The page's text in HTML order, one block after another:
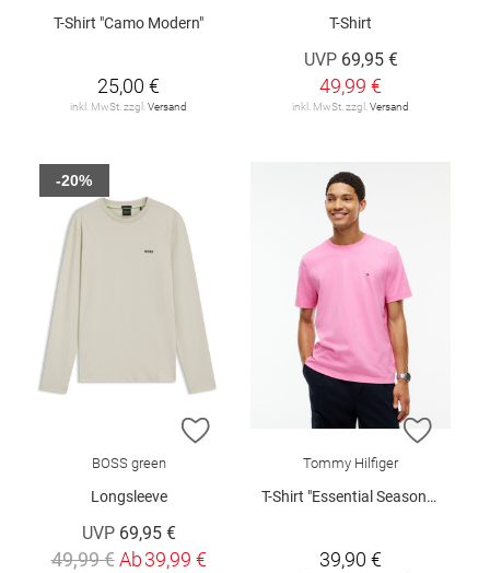
T-Shirt "Camo Modern"
25,00 €
inkl. MwSt. zzgl.Versand
T-Shirt
UVP 69,95 €
49,99 €
inkl. MwSt. zzgl.Versand
ZUR WUNSCHLISTE HINZUFÜGEN
BOSS green
Longsleeve
UVP 69,95 €
49,99 € Ab39,99 €
-20%
ZUR
Tommy Hilfiger
T-Shirt "Essential Seasonal"
39,90 €